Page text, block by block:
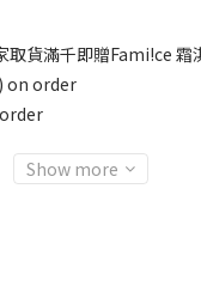
取貨滿千即贈Fami!ce 霜
on order
Show more